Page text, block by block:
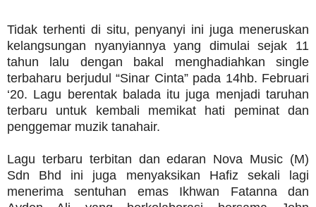
Tidak terhenti di situ, penyanyi ini juga meneruskan
kelangsungan nyanyiannya yang dimulai sejak 11
tahun lalu dengan bakal menghadiahkan single
terbaharu berjudul “Sinar Cinta” pada 14hb. Februari
‘20. Lagu berentak balada itu juga menjadi taruhan
terbaru untuk kembali memikat hati peminat dan
penggemar muzik tanahair.
Lagu terbaru terbitan dan edaran Nova Music (M)
Sdn Bhd ini juga menyaksikan Hafiz sekali lagi
menerima sentuhan emas Ikhwan Fatanna dan